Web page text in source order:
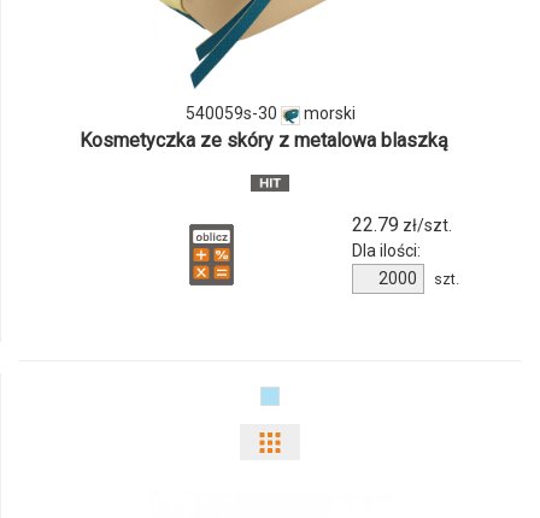
produktu
30
540059s-30 morski
Kosmetyczka ze skóry z metalowa blaszką
22.79 zł/szt.
Dla ilości:
Ilość
produktu
szt.